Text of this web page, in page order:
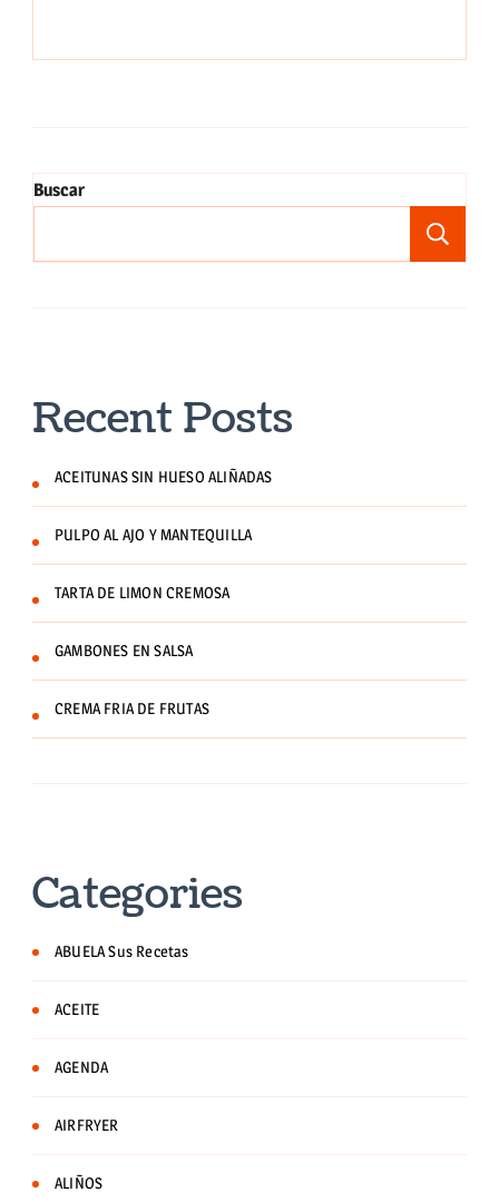
Buscar
Recent Posts
ACEITUNAS SIN HUESO ALIÑADAS
PULPO AL AJO Y MANTEQUILLA
TARTA DE LIMON CREMOSA
GAMBONES EN SALSA
CREMA FRIA DE FRUTAS
Categories
ABUELA Sus Recetas
ACEITE
AGENDA
AIRFRYER
ALIÑOS